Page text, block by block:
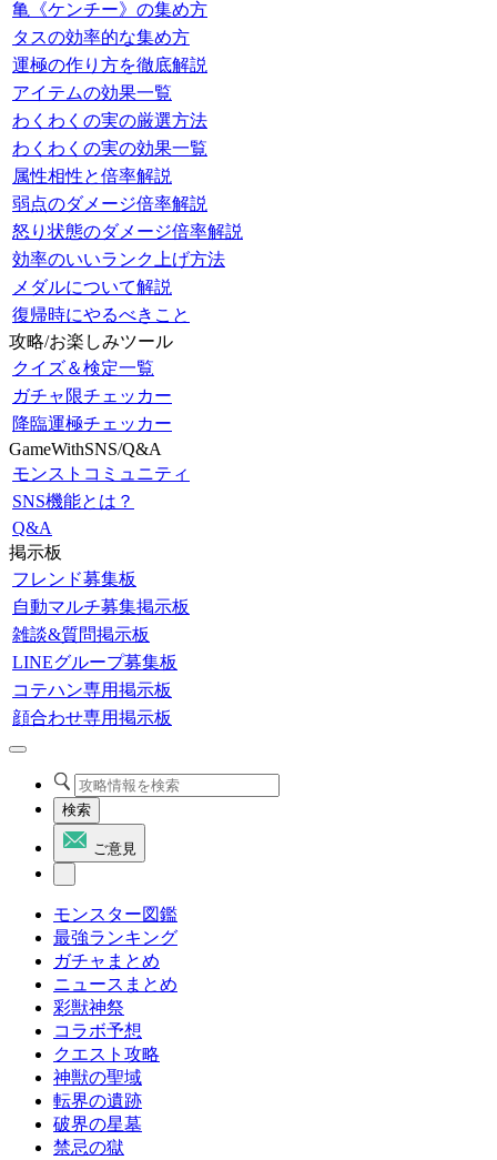
亀《ケンチー》の集め方
タスの効率的な集め方
運極の作り方を徹底解説
アイテムの効果一覧
わくわくの実の厳選方法
わくわくの実の効果一覧
属性相性と倍率解説
弱点のダメージ倍率解説
怒り状態のダメージ倍率解説
効率のいいランク上げ方法
メダルについて解説
復帰時にやるべきこと
攻略/お楽しみツール
クイズ＆検定一覧
ガチャ限チェッカー
降臨運極チェッカー
GameWithSNS/Q&A
モンストコミュニティ
SNS機能とは？
Q&A
掲示板
フレンド募集板
自動マルチ募集掲示板
雑談&質問掲示板
LINEグループ募集板
コテハン専用掲示板
顔合わせ専用掲示板
検索
ご意見
モンスター図鑑
最強ランキング
ガチャまとめ
ニュースまとめ
彩獣神祭
コラボ予想
クエスト攻略
神獣の聖域
転界の遺跡
破界の星墓
禁忌の獄